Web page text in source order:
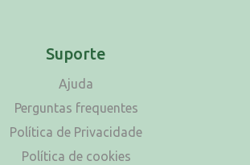
Suporte
Ajuda
Perguntas frequentes
Política de Privacidade
Política de cookies